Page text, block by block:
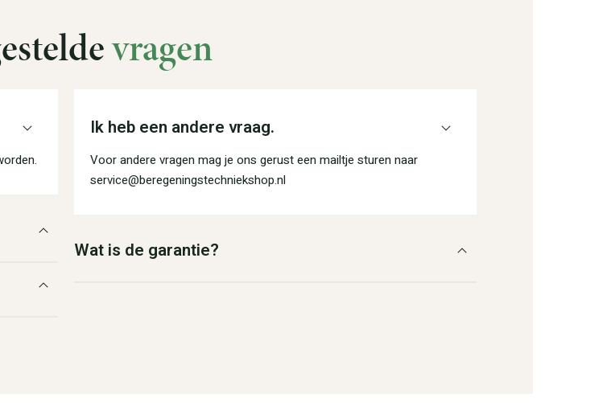
vragen
Ik heb een andere vraag.
Voor andere vragen mag je ons gerust een mailtje sturen naar
service@beregeningstechniekshop.nl
Wat is de garantie?